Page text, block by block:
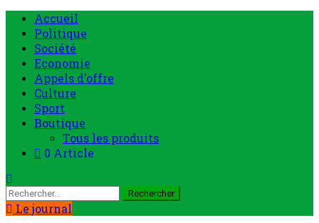
Accueil
Politique
Société
Economie
Appels d’offre
Culture
Sport
Boutique
Tous les produits
0 Article
Le journal